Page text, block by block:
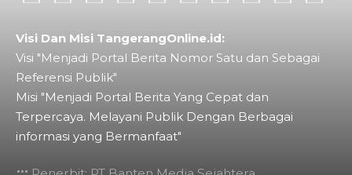
Visi Dan Misi TangerangOnline.id:
Visi "Menjadi Portal Berita Nomor Satu dan Sebagai
Referensi Publik"
Misi "Menjadi Portal Berita Yang Cepat dan
Terpercaya. Melayani Publik Dengan Berbagai
informasi yang Bermanfaat"